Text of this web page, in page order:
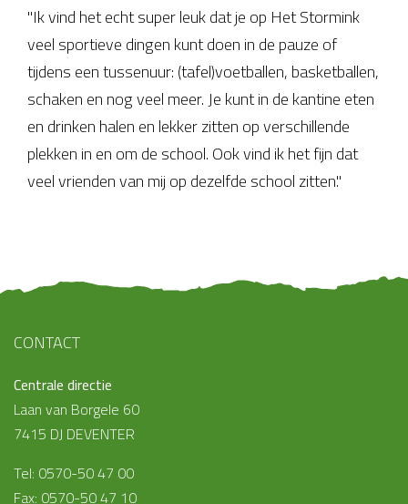
"Ik vind het echt super leuk dat je op Het Stormink
veel sportieve dingen kunt doen in de pauze of
tijdens een tussenuur: (tafel)voetballen, basketballen,
schaken en nog veel meer. Je kunt in de kantine eten
en drinken halen en lekker zitten op verschillende
plekken in en om de school. Ook vind ik het fijn dat
veel vrienden van mij op dezelfde school zitten."
CONTACT
Centrale directie
Laan van Borgele 60
7415 DJ DEVENTER
Tel: 0570-50 47 00
Fax: 0570-50 47 10